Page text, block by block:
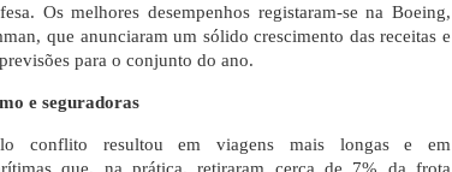
Os melhores desempenhos registaram-se na Boeing,
que anunciaram um sólido crescimento das receitas e
para o conjunto do ano.
e seguradoras
conflito resultou em viagens mais longas e em